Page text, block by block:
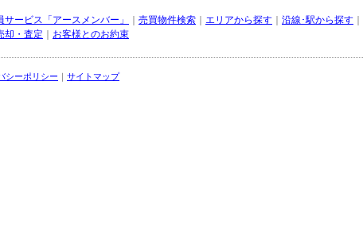
サービス「アースメンバー」 売買物件検索 エリアから探す 沿線･駅から探す
却・査定
お客様とのお約束
シーポリシー ｜ サイトマップ